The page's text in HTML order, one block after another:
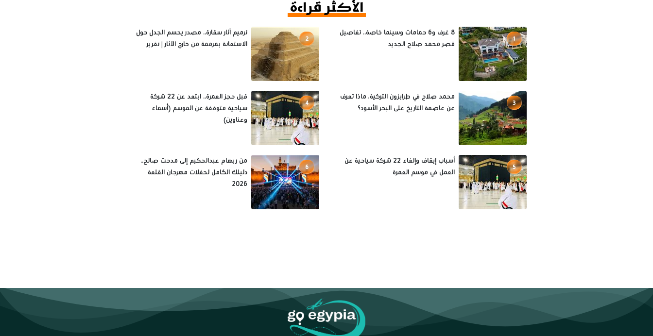
الأكثر قراءة
1
8 غرف و6 حمامات وسينما خاصة.. تفاصيل
قصر محمد صلاح الجديد
2
ترميم آثار سقارة.. مصدر يحسم الجدل حول
الاستعانة بمرممة من خارج الآثار | تقرير
3
محمد صلاح في طرابزون التركية، ماذا تعرف
عن عاصمة التاريخ على البحر الأسود؟
4
قبل حجز العمرة.. ابتعد عن 22 شركة
سياحية متوقفة عن الموسم (أسماء
وعناوين)
5
أسباب إيقاف وإلغاء 22 شركة سياحية عن
العمل في موسم العمرة
6
من ريهام عبدالحكيم إلى مدحت صالح..
دليلك الكامل لحفلات مهرجان القلعة
2026